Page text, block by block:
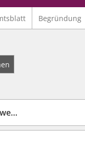
Begründung
"*", Bsp. Pfarrer*,
finden Sie in